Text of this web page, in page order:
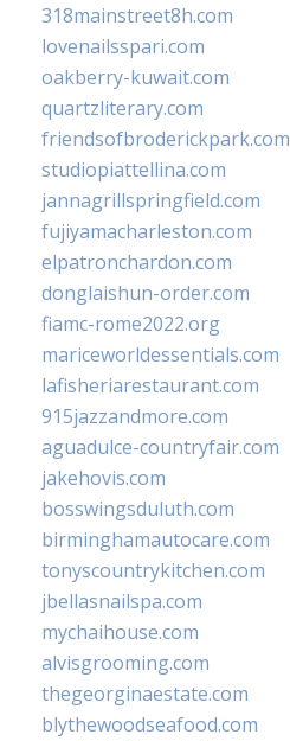
318mainstreet8h.com
lovenailsspari.com
oakberry-kuwait.com
quartzliterary.com
friendsofbroderickpark.com
studiopiattellina.com
jannagrillspringfield.com
fujiyamacharleston.com
elpatronchardon.com
donglaishun-order.com
fiamc-rome2022.org
mariceworldessentials.com
lafisheriarestaurant.com
915jazzandmore.com
aguadulce-countryfair.com
jakehovis.com
bosswingsduluth.com
birminghamautocare.com
tonyscountrykitchen.com
jbellasnailspa.com
mychaihouse.com
alvisgrooming.com
thegeorginaestate.com
blythewoodseafood.com